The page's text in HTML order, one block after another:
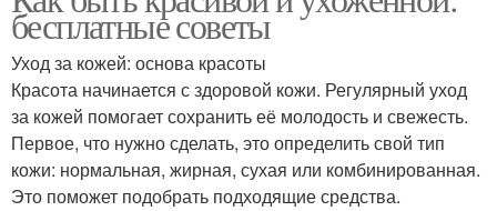
бесплатные советы
Уход за кожей: основа красоты
Красота начинается с здоровой кожи. Регулярный уход
за кожей помогает сохранить её молодость и свежесть.
Первое, что нужно сделать, это определить свой тип
кожи: нормальная, жирная, сухая или комбинированная.
Это поможет подобрать подходящие средства.